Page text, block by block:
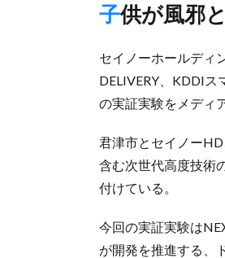
子供が風
セイノーホールディ
DELIVERY、KDDI
の実証実験をメディ
君津市とセイノー
含む次世代高度技術
付けている。
今回の実証実験は
が開発を推進する、